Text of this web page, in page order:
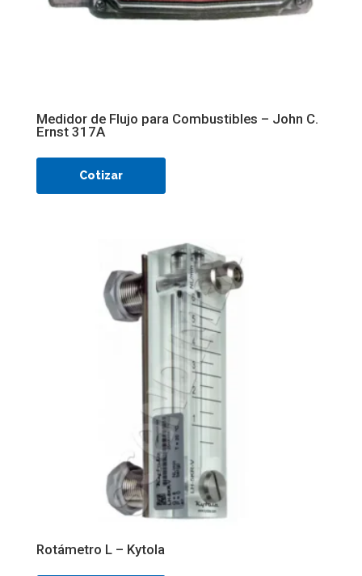
Medidor de Flujo para Combustibles – John C.
Ernst 317A
Cotizar
Rotámetro L – Kytola